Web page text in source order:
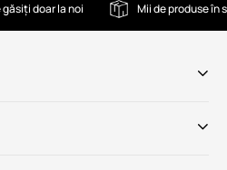
doar la noi Mii de produse în